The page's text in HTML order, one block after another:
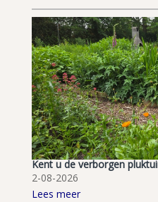
Kent u de verborgen
2-08-2026
Lees meer